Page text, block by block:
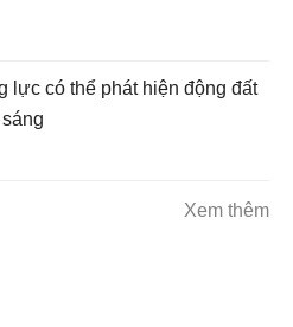
lực có thể phát hiện động đất
Xem thêm